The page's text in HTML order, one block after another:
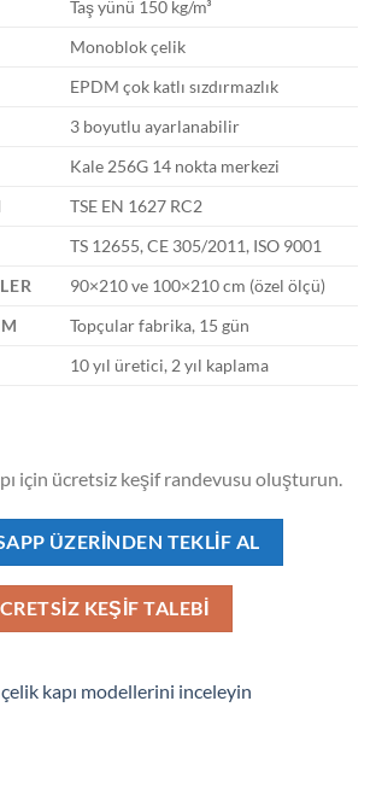
Taş yünü 150 kg/m³
Monoblok çelik
EPDM çok katlı sızdırmazlık
3 boyutlu ayarlanabilir
Kale 256G 14 nokta merkezi
TSE EN 1627 RC2
TS 12655, CE 305/2011, ISO 9001
90×210 ve 100×210 cm (özel ölçü)
Topçular fabrika, 15 gün
10 yıl üretici, 2 yıl kaplama
için ücretsiz keşif randevusu oluşturun.
ÜZERINDEN TEKLIF AL
KEŞIF TALEBI
kapı modellerini inceleyin